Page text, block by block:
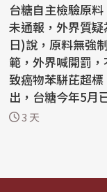
台糖自主檢驗原
未通報，外界質
日)說，原料無強
範，外界喊開罰，不解邏輯何
致癌物苯駢芘超
出，台糖今年5月
不合...
3 天